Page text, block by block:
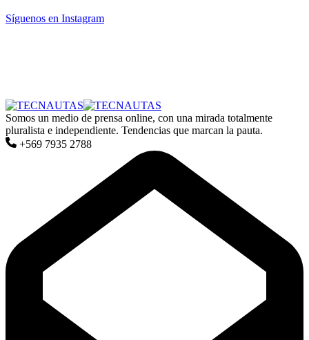
Síguenos en Instagram
Somos un medio de prensa online, con una mirada totalmente
pluralista e independiente. Tendencias que marcan la pauta.
+569 7935 2788